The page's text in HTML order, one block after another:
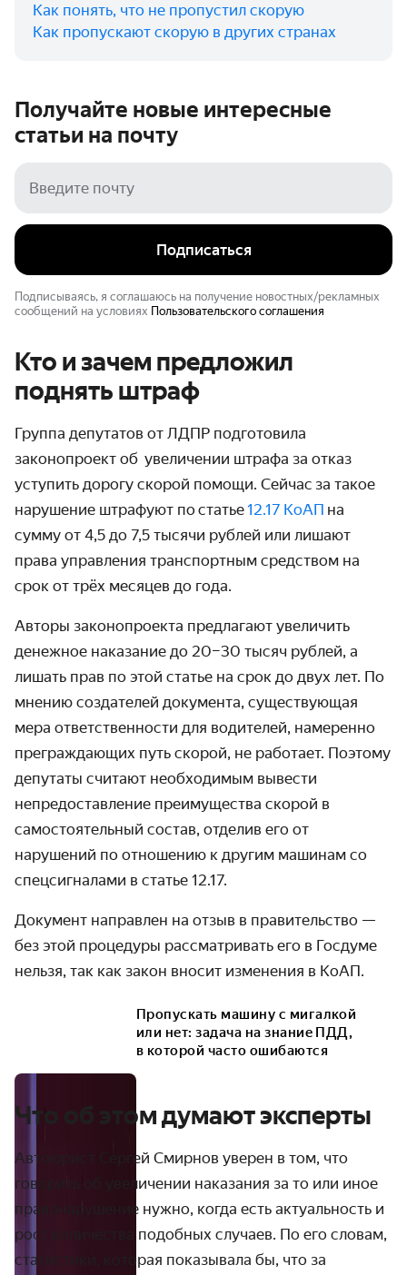
Как понять, что не пропустил скорую
Как пропускают скорую в других странах
Получайте новые интересные
статьи на почту
Подписаться
Подписываясь, я соглашаюсь на получение новостных/рекламных
сообщений на условиях Пользовательского соглашения
Кто и зачем предложил
поднять штраф
Группа депутатов от ЛДПР подготовила
законопроект об увеличении штрафа за отказ
уступить дорогу скорой помощи. Сейчас за такое
нарушение штрафуют по статье12.17 КоАП на
сумму от 4,5 до 7,5 тысячи рублей или лишают
права управления транспортным средством на
срок от трёх месяцев до года.
Авторы законопроекта предлагают увеличить
денежное наказание до 20–30 тысяч рублей, а
лишать прав по этой статье на срок до двух лет. По
мнению создателей документа, существующая
мера ответственности для водителей, намеренно
преграждающих путь скорой, не работает. Поэтому
депутаты считают необходимым вывести
непредоставление преимущества скорой в
самостоятельный состав, отделив его от
нарушений по отношению к другим машинам со
спецсигналами в статье 12.17.
Документ направлен на отзыв в правительство —
без этой процедуры рассматривать его в Госдуме
нельзя, так как закон вносит изменения в КоАП.
Пропускать машину с мигалкой
или нет: задача на знание ПДД,
в которой часто ошибаются
Что об этом думают эксперты
Автоюрист Сергей Смирнов уверен в том, что
говорить об увеличении наказания за то или иное
правонарушение нужно, когда есть актуальность и
рост количества подобных случаев. По его словам,
статистики, которая показывала бы, что за